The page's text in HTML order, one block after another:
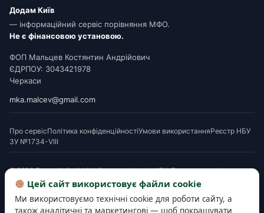
Додам Київ
— інформаційний сервіс порівняння МФО.
Не є фінансовою установою.
ФОП Мальцев Костянтин Андрійович
ЄДРПОУ: 3043421978
Черкаси
mka.malcev@gmail.com
Про сервісПолітика конфіденційностіУмови використанняРеєстр НБУ
ЗУ №1734-VIII
© 2026 Додам Київ. Усі МФО мають ліцензію НБУ. Посилання на офери є
партнерськими. Перед підписанням ознайомтеся з Паспортом споживчого
кредиту. Деякі матеріали готуються з використанням AI-інструментів і
верифікуються редакцією.
Цей сайт використовує файли cookie
Ми використовуємо технічні cookie для роботи сайту, а
також аналітичні та маркетингові — щоб покращувати